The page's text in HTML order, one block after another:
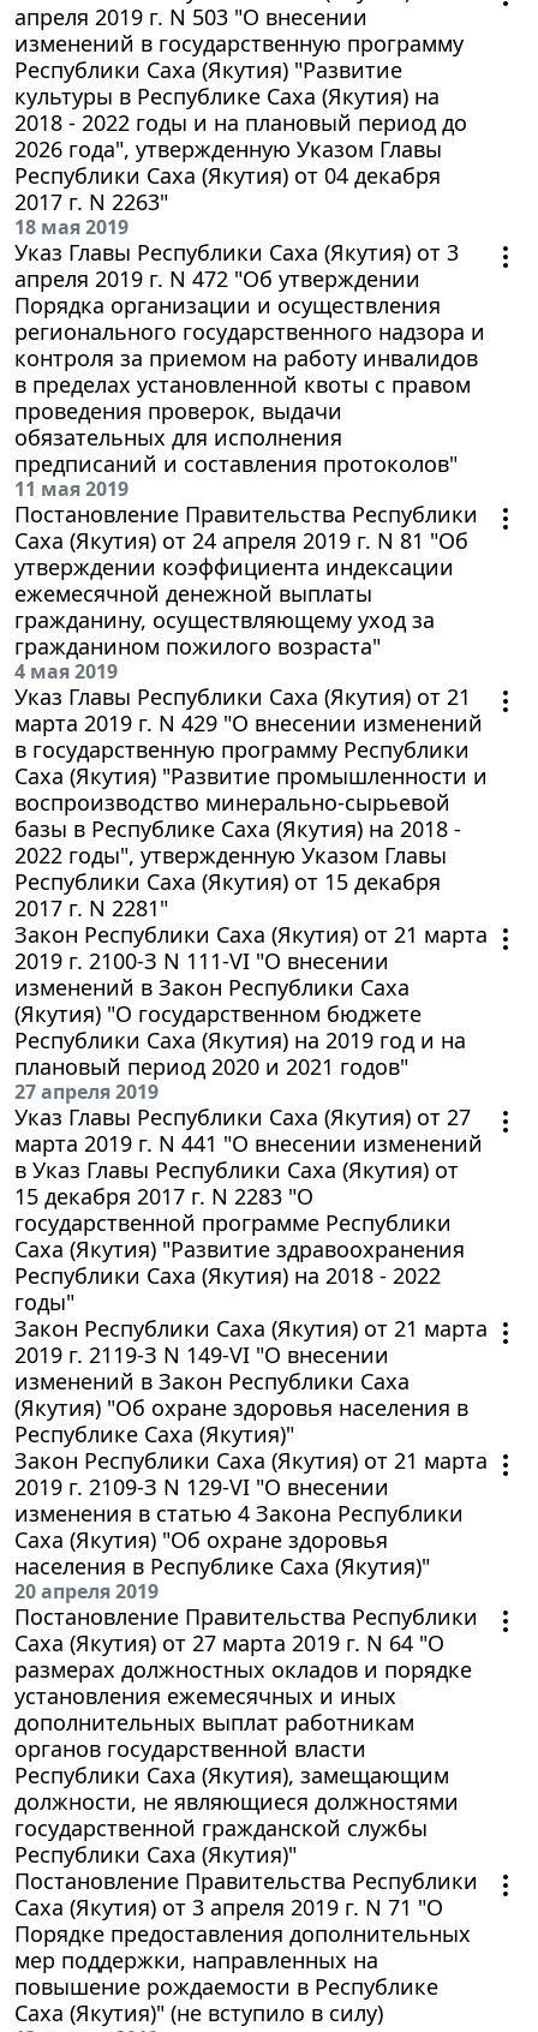
апреля 2019 г. N 503 "О внесении
изменений в государственную программу
Республики Саха (Якутия) "Развитие
культуры в Республике Саха (Якутия) на
2018 - 2022 годы и на плановый период до
2026 года", утвержденную Указом Главы
Республики Саха (Якутия) от 04 декабря
2017 г. N 2263"
18 мая 2019
Указ Главы Республики Саха (Якутия) от 3
апреля 2019 г. N 472 "Об утверждении
Порядка организации и осуществления
регионального государственного надзора и
контроля за приемом на работу инвалидов
в пределах установленной квоты с правом
проведения проверок, выдачи
обязательных для исполнения
предписаний и составления протоколов"
11 мая 2019
Постановление Правительства Республики
Саха (Якутия) от 24 апреля 2019 г. N 81 "Об
утверждении коэффициента индексации
ежемесячной денежной выплаты
гражданину, осуществляющему уход за
гражданином пожилого возраста"
4 мая 2019
Указ Главы Республики Саха (Якутия) от 21
марта 2019 г. N 429 "О внесении изменений
в государственную программу Республики
Саха (Якутия) "Развитие промышленности и
воспроизводство минерально-сырьевой
базы в Республике Саха (Якутия) на 2018 -
2022 годы", утвержденную Указом Главы
Республики Саха (Якутия) от 15 декабря
2017 г. N 2281"
Закон Республики Саха (Якутия) от 21 марта
2019 г. 2100-З N 111-VI "О внесении
изменений в Закон Республики Саха
(Якутия) "О государственном бюджете
Республики Саха (Якутия) на 2019 год и на
плановый период 2020 и 2021 годов"
27 апреля 2019
Указ Главы Республики Саха (Якутия) от 27
марта 2019 г. N 441 "О внесении изменений
в Указ Главы Республики Саха (Якутия) от
15 декабря 2017 г. N 2283 "О
государственной программе Республики
Саха (Якутия) "Развитие здравоохранения
Республики Саха (Якутия) на 2018 - 2022
годы"
Закон Республики Саха (Якутия) от 21 марта
2019 г. 2119-З N 149-VI "О внесении
изменений в Закон Республики Саха
(Якутия) "Об охране здоровья населения в
Республике Саха (Якутия)"
Закон Республики Саха (Якутия) от 21 марта
2019 г. 2109-З N 129-VI "О внесении
изменения в статью 4 Закона Республики
Саха (Якутия) "Об охране здоровья
населения в Республике Саха (Якутия)"
20 апреля 2019
Постановление Правительства Республики
Саха (Якутия) от 27 марта 2019 г. N 64 "О
размерах должностных окладов и порядке
установления ежемесячных и иных
дополнительных выплат работникам
органов государственной власти
Республики Саха (Якутия), замещающим
должности, не являющиеся должностями
государственной гражданской службы
Республики Саха (Якутия)"
Постановление Правительства Республики
Саха (Якутия) от 3 апреля 2019 г. N 71 "О
Порядке предоставления дополнительных
мер поддержки, направленных на
повышение рождаемости в Республике
Саха (Якутия)" (не вступило в силу)